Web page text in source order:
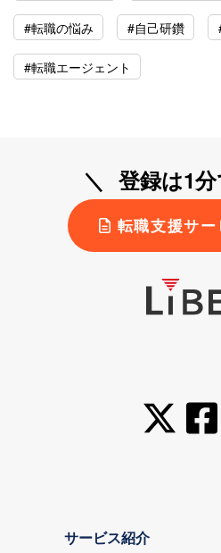
#転職の悩み #自己研鑽
#転職エージェント
登録は1
転職支援サ
サービス紹介